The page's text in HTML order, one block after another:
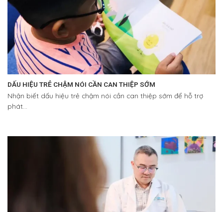
DẤU HIỆU TRẺ CHẬM NÓI CẦN CAN THIỆP SỚM
Nhận biết dấu hiệu trẻ chậm nói cần can thiệp sớm để hỗ trợ
phát...